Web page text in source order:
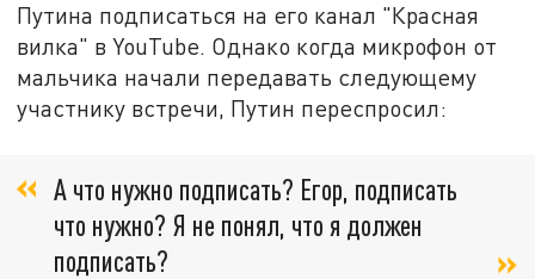
Путина подписаться на его канал "Красная
вилка" в YouTube. Однако когда микрофон от
мальчика начали передавать следующему
участнику встречи, Путин переспросил:
А что нужно подписать? Егор, подписать
что нужно? Я не понял, что я должен
подписать?